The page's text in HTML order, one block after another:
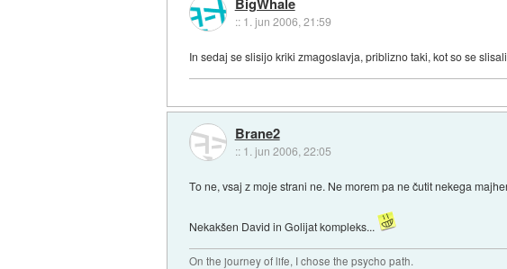
:: 1. jun 2006, 21:59
In sedaj se slisijo kriki zmagoslavja, priblizno taki, kot so se
Brane2
:: 1. jun 2006, 22:05
To ne, vsaj z moje strani ne. Ne morem pa ne čutit nekega
Nekakšen David in Golijat kompleks...
On the journey of life, I chose the psycho path.